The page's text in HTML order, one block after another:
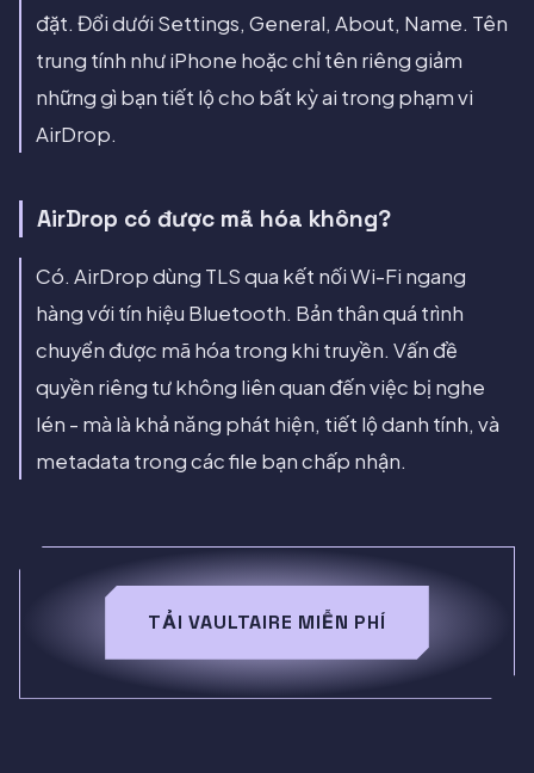
đặt. Đổi dưới Settings, General, About, Name. Tên
trung tính như iPhone hoặc chỉ tên riêng giảm
những gì bạn tiết lộ cho bất kỳ ai trong phạm vi
AirDrop.
AirDrop có được mã hóa không?
Có. AirDrop dùng TLS qua kết nối Wi-Fi ngang
hàng với tín hiệu Bluetooth. Bản thân quá trình
chuyển được mã hóa trong khi truyền. Vấn đề
quyền riêng tư không liên quan đến việc bị nghe
lén - mà là khả năng phát hiện, tiết lộ danh tính, và
metadata trong các file bạn chấp nhận.
TẢI VAULTAIRE MIỄN PHÍ